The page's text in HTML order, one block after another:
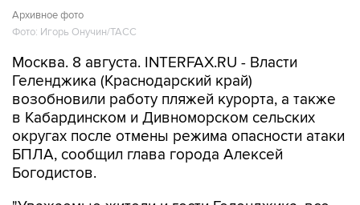
Архивное фото
Фото: Игорь Онучин/ТАСС
Москва. 8 августа. INTERFAX.RU - Власти
Геленджика (Краснодарский край)
возобновили работу пляжей курорта, а также
в Кабардинском и Дивноморском сельских
округах после отмены режима опасности атаки
БПЛА, сообщил глава города Алексей
Богодистов.